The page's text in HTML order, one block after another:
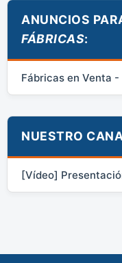
ANUNCIOS
FÁBRICAS:
Fábricas en Venta
NUESTRO
[Vídeo]